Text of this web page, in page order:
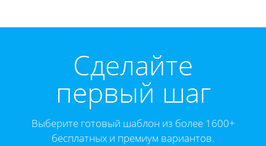
Cделайте
первый шаг
Выберите готовый шаблон из более 1600+
бесплатных и премиум вариантов.